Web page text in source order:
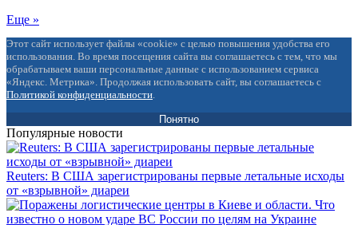
Еще »
Этот сайт использует файлы «cookie» с целью повышения удобства его
использования. Во время посещения сайта вы соглашаетесь с тем, что мы
обрабатываем ваши персональные данные с использованием сервиса
«Яндекс. Метрика». Продолжая использовать сайт, вы соглашаетесь с
Политикой конфиденциальности
Понятно
Популярные новости
Reuters: В США зарегистрированы первые летальные исходы
от «взрывной» диареи